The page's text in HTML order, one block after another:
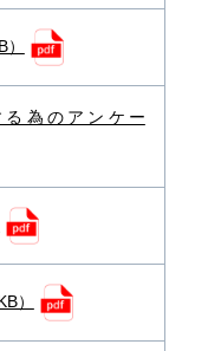
為のアンケー
）